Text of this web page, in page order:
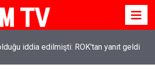
iddia edilmişti: ROK'tan yanıt geldi